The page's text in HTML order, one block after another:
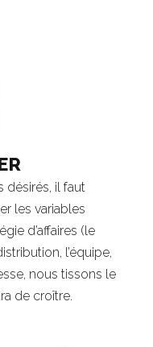
désirés, il faut
les variables
d’affaires (le
l’équipe,
nous tissons le
de croître.